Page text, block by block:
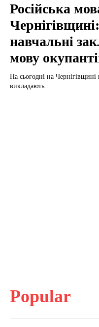
Російська
навчальні
мову
На сьогодні на Чернігівщині
викладають...
Popular